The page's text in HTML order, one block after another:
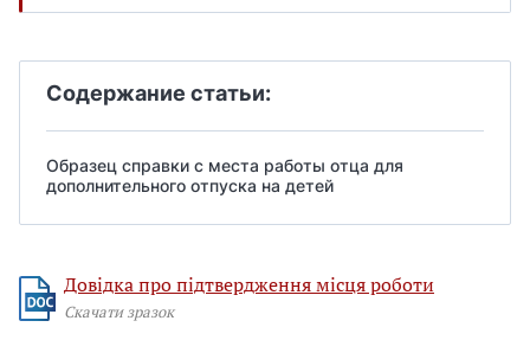
Содержание статьи:
Образец справки с места работы отца для
дополнительного отпуска на детей
Довідка про підтвердження місця роботи
Скачати зразок